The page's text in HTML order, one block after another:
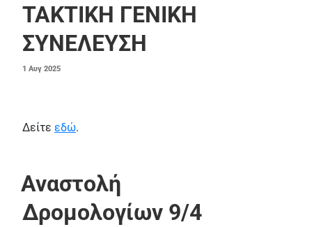
ΤΑΚΤΙΚΗ ΓΕΝΙΚΗ
ΣΥΝΕΛΕΥΣΗ
ΔΗΜΟΣΙΕΎΤΗΚΕ
1 Αυγ 2025
Δείτε εδώ.
Αναστολή
Δρομολογίων 9/4